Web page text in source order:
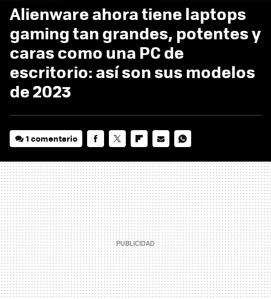
Alienware ahora tiene laptops
gaming tan grandes, potentes y
caras como una PC de
escritorio: así son sus modelos
de 2023
1 comentario
MAIL